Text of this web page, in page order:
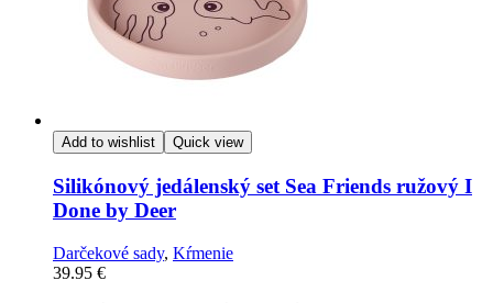
Add to wishlist Quick view
Silikónový jedálenský set Sea Friends ružový I
Done by Deer
Darčekové sady, Kŕmenie
39.95 €